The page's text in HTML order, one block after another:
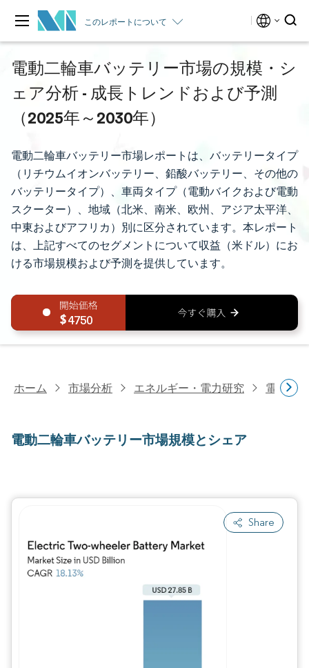
このレポートについて
電動二輪車バッテリー市場の規模・シ
ェア分析 - 成長トレンドおよび予測
（2025年～2030年）
電動二輪車バッテリー市場レポートは、バッテリータイプ
（リチウムイオンバッテリー、鉛酸バッテリー、その他の
バッテリータイプ）、車両タイプ（電動バイクおよび電動
スクーター）、地域（北米、南米、欧州、アジア太平洋、
中東およびアフリカ）別に区分されています。本レポート
は、上記すべてのセグメントについて収益（米ドル）にお
ける市場規模および予測を提供しています。
4750
ホーム 市場分析 エネルギー・電力研究 電池研究
電動二輪車バッテリー市場規模とシェア
Share